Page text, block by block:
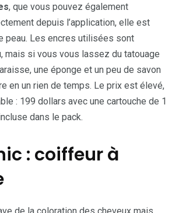
, que vous pouvez également
depuis l’application, elle est
peau. Les encres utilisées sont
mais si vous vous lassez du tatouage
une éponge et un peu de savon
en un rien de temps. Le prix est élevé,
: 199 dollars avec une cartouche de 1
dans le pack.
: coiffeur à